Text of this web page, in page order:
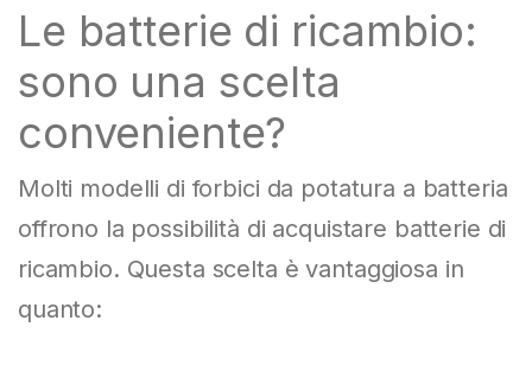
Le batterie di ricambio:
sono una scelta
conveniente?
Molti modelli di forbici da potatura a batteria
offrono la possibilità di acquistare batterie di
ricambio. Questa scelta è vantaggiosa in
quanto: